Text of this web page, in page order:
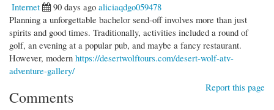
Internet
90 days ago aliciaqdgo059478
Planning a unforgettable bachelor send-off involves more than just
spirits and good times. Traditionally, activities included a round of
golf, an evening at a popular pub, and maybe a fancy restaurant.
However, modern https://desertwolftours.com/desert-wolf-atv-
adventure-gallery/
Report this page
Comments